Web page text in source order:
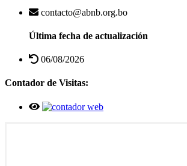
contacto@abnb.org.bo
Última fecha de actualización
06/08/2026
Contador de Visitas: